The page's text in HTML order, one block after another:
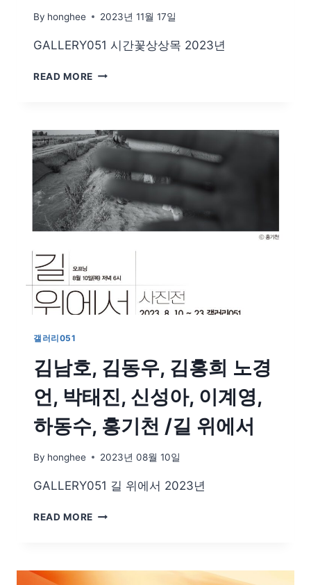
By honghee 2023년 11월 17일
GALLERY051 시간꽃상상목 2023년
READ MORE 박
간
꽃
갤러리051
김남호, 김동우, 김홍희 노경
언, 박태진, 신성아, 이계영,
하동수, 홍기천 /길 위에서
By honghee 2023년 08월 10일
GALLERY051 길 위에서 2023년
READ MORE
동